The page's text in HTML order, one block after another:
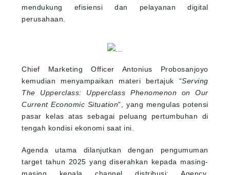
mendukung efisiensi dan pelayanan digital
perusahaan.
Chief Marketing Officer Antonius Probosanjoyo
kemudian menyampaikan materi bertajuk “Serving
The Upperclass: Upperclass Phenomenon on Our
Current Economic Situation”, yang mengulas potensi
pasar kelas atas sebagai peluang pertumbuhan di
tengah kondisi ekonomi saat ini.
Agenda utama dilanjutkan dengan pengumuman
target tahun 2025 yang diserahkan kepada masing-
masing kepala channel distribusi: Agency,